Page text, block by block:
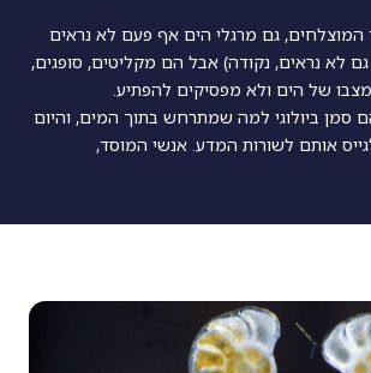
המוצלחים, גם מרגלי הים אף פעם לא נראים
לא נראים, נקודה) אבל הם מקליטים, סופגים,
של הים ולא מפסיקים להפתיע.
סמן ביולוגי למה שמתרחש בתוך המים, והיום
אותם לשורות המדע. אנשי המוסד,